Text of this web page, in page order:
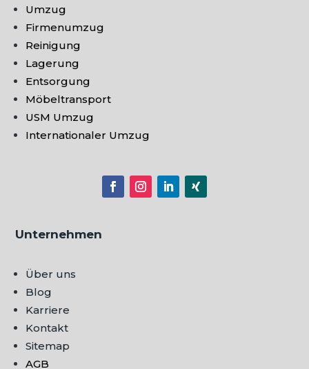
Umzug
Firmenumzug
Reinigung
Lagerung
Entsorgung
Möbeltransport
USM Umzug
Internationaler Umzug
Unternehmen
Über uns
Blog
Karriere
Kontakt
Sitemap
AGB